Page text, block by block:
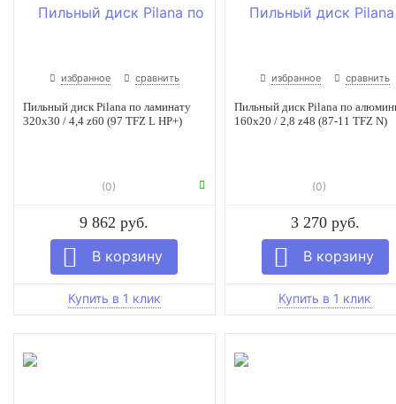
избранное сравнить
Пильный диск Pilana по ламинату
320x30 / 4,4 z60 (97 TFZ L HP+)
(0)
9 862 руб.
избранное сравнить
Пильный диск Pilana по
160x20 / 2,8 z48 (87-11 TFZ N)
(0)
3 270 руб.